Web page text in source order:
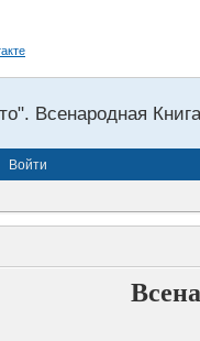
Всенародная
Войти